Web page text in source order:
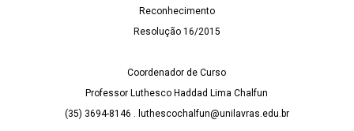
Reconhecimento
Resolução 16/2015
Coordenador de Curso
Professor Luthesco Haddad Lima Chalfun
(35) 3694-8146 . luthescochalfun@unilavras.edu.br